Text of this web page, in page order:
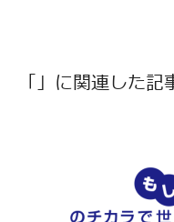
「」に関連した記